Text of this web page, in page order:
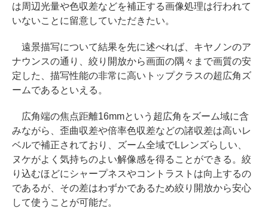
は周辺光量や色収差などを補正する画像処理は行われて
いないことに留意していただきたい。
遠景描写について結果を先に述べれば、キヤノンのア
ナウンスの通り、絞り開放から画面の隅々まで画質の安
定した、描写性能の非常に高いトップクラスの超広角ズ
ームであるといえる。
広角端の焦点距離16mmという超広角をズーム域に含
みながら、歪曲収差や倍率色収差などの諸収差は高いレ
ベルで補正されており、ズーム全域でLレンズらしい、
ヌケがよく気持ちのよい解像感を得ることができる。絞
り込むほどにシャープネスやコントラストは向上するの
であるが、その差はわずかであるため絞り開放から安心
して使うことが可能だ。